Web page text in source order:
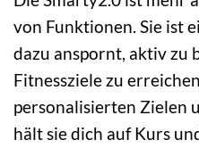
von Funktionen. Sie ist
dazu anspornt, aktiv zu
Fitnessziele zu
personalisierten Zielen
hält sie dich auf Kurs